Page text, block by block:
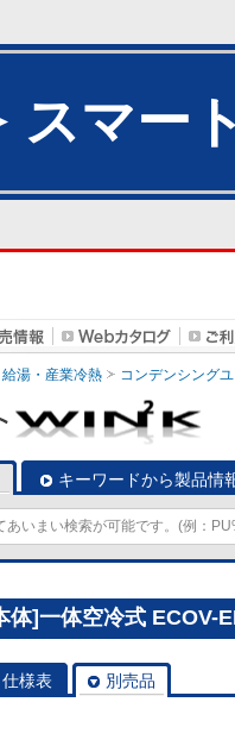
スマー
湯・産業冷熱 コンデンシング
キーワードから製品情
体]一体空冷式 ECOV-
仕様表 別売品